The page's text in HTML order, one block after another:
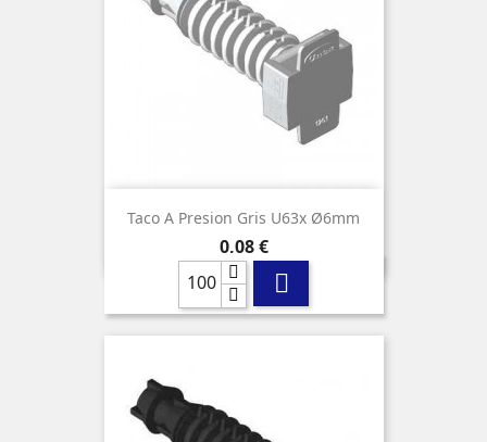
Taco A Presion Gris U63x Ø6mm
Precio
0,08 €
